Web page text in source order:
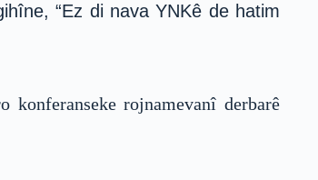
“Ez di nava YNKê de hatim
rojnamevanî derbarê